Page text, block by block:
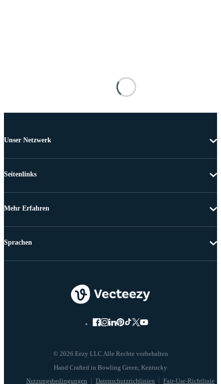
Unser Netzwerk
Seitenlinks
Mehr Erfahren
© 2026 Eezy LLC Alle Rechte vorbehalten
Nutzungsbedingungen Datenschutzrichlinien Fair-Use-Richtlinie
Sprachen